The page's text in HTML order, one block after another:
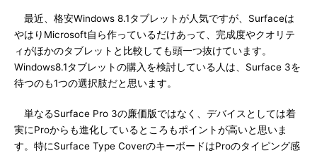
最近、格安Windows 8.1タブレットが人気ですが、Surfaceは
やはりMicrosoft自ら作っているだけあって、完成度やクオリテ
ィがほかのタブレットと比較しても頭一つ抜けています。
Windows8.1タブレットの購入を検討している人は、Surface 3を
待つのも1つの選択肢だと思います。
単なるSurface Pro 3の廉価版ではなく、デバイスとしては着
実にProからも進化しているところもポイントが高いと思いま
す。特にSurface Type CoverのキーボードはProのタイピング感